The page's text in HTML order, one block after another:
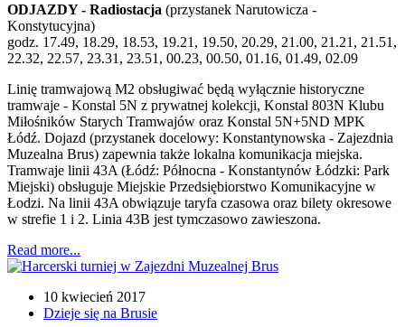
ODJAZDY - Radiostacja (przystanek Narutowicza -
Konstytucyjna)
godz. 17.49, 18.29, 18.53, 19.21, 19.50, 20.29, 21.00, 21.21, 21.51,
22.32, 22.57, 23.31, 23.51, 00.23, 00.50, 01.16, 01.49, 02.09
Linię tramwajową M2 obsługiwać będą wyłącznie historyczne
tramwaje - Konstal 5N z prywatnej kolekcji, Konstal 803N Klubu
Miłośników Starych Tramwajów oraz Konstal 5N+5ND MPK
Łódź. Dojazd (przystanek docelowy: Konstantynowska - Zajezdnia
Muzealna Brus) zapewnia także lokalna komunikacja miejska.
Tramwaje linii 43A (Łódź: Północna - Konstantynów Łódzki: Park
Miejski) obsługuje Miejskie Przedsiębiorstwo Komunikacyjne w
Łodzi. Na linii 43A obwiązuje taryfa czasowa oraz bilety okresowe
w strefie 1 i 2. Linia 43B jest tymczasowo zawieszona.
Read more...
10 kwiecień 2017
Dzieje się na Brusie